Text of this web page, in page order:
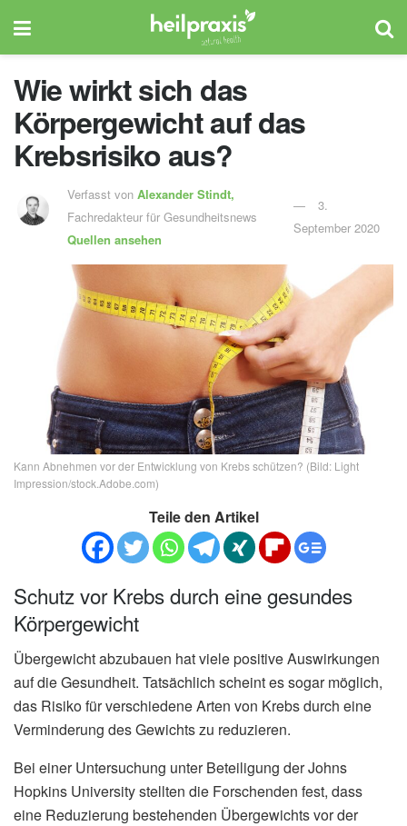
Wie wirkt sich das
Körpergewicht auf das
Krebsrisiko aus?
Verfasst vonAlexander Stindt,
Fachredakteur für Gesundheitsnews
Quellen ansehen
3.
September 2020
Kann Abnehmen vor der Entwicklung von Krebs schützen? (Bild: Light
Impression/stock.Adobe.com)
Teile den Artikel
Schutz vor Krebs durch eine gesundes
Körpergewicht
Übergewicht abzubauen hat viele positive Auswirkungen
auf die Gesundheit. Tatsächlich scheint es sogar möglich,
das Risiko für verschiedene Arten von Krebs durch eine
Verminderung des Gewichts zu reduzieren.
Bei einer Untersuchung unter Beteiligung der Johns
Hopkins University stellten die Forschenden fest, dass
eine Reduzierung bestehenden Übergewichts vor der